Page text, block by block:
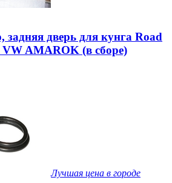
задняя дверь для кунга Road
AMAROK (в сборе)
Лучшая цена в городе